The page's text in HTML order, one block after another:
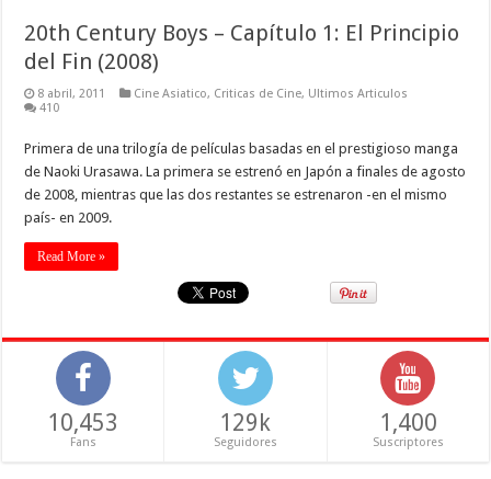
20th Century Boys – Capítulo 1: El Principio
del Fin (2008)
8 abril, 2011 Cine Asiatico, Criticas de Cine, Ultimos Articulos
410
Primera de una trilogía de películas basadas en el prestigioso manga
de Naoki Urasawa. La primera se estrenó en Japón a finales de agosto
de 2008, mientras que las dos restantes se estrenaron -en el mismo
país- en 2009.
Read More »
10,453
Fans
129k
Seguidores
1,400
Suscriptores